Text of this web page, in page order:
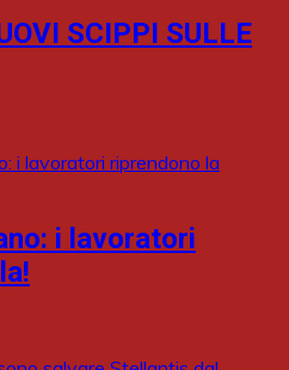
SCIPPI SULLE
i lavoratori